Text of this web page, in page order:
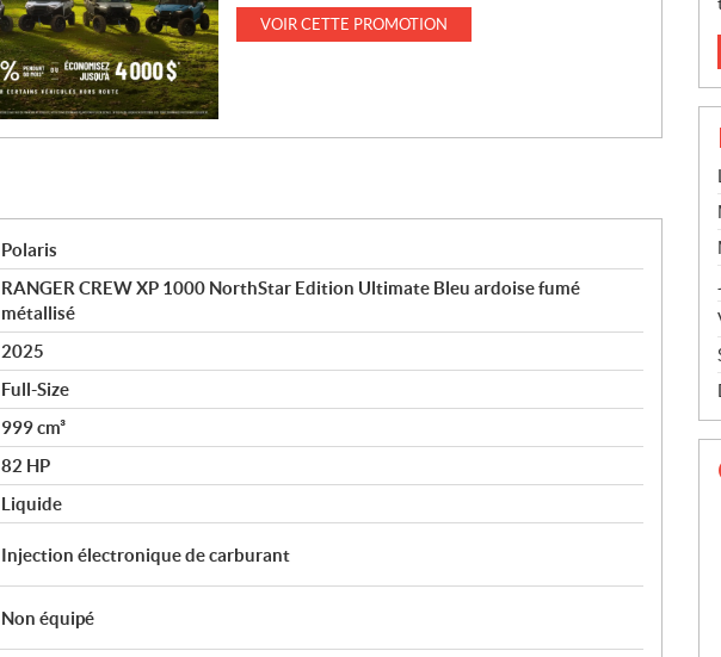
VOIR CETTE PROMOTION
Polaris
RANGER CREW XP 1000 NorthStar Edition Ultimate Bleu ardoise fumé
métallisé
2025
Full-Size
999 cm³
82 HP
Liquide
Injection électronique de carburant
Non équipé